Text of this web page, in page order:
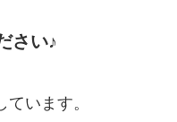
さい♪
います。